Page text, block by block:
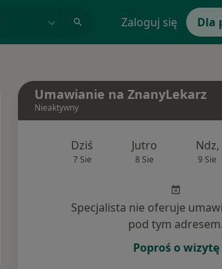
Zaloguj się Dla
Umawianie na ZnanyLekarz
Nieaktywny
Dziś
7 Sie
Jutro
8 Sie
Ndz,
9 Sie
Specjalista nie oferuje
pod tym adresem.
Poproś o wizytę